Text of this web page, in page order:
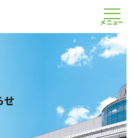
メニュー
せ